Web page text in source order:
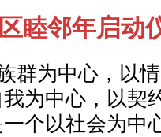
睦邻年启动
群为中心，以
为中心，以契
个以社会为中